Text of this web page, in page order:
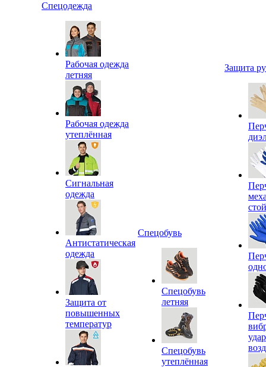
Спецодежда
Рабочая одежда
летняя
Рабочая одежда
утеплённая
Сигнальная
одежда
Антистатическая
одежда
Защита от
повышенных
температур
Спецобувь
Спецобувь
летняя
Спецобувь
утеплённая
Защита